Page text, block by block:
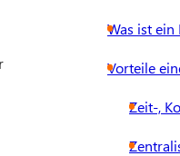
Was ist
Vorteile
Zeit-,